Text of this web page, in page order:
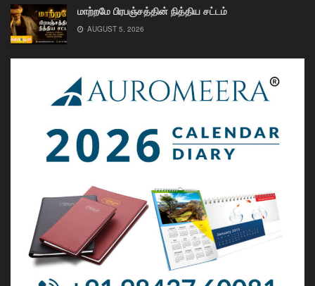
மாற்றமே பிரபஞ்சத்தின் நித்திய சட்டம்
AUGUST 5, 2026